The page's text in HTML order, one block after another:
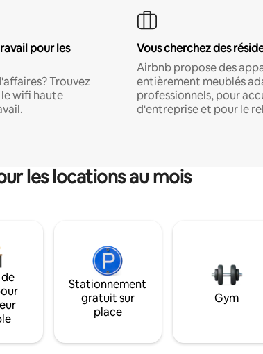
pour les
Trouvez
wifi haute
Vous cherchez des
Airbnb propose des
entièrement meublés
professionnels, pour
d'entreprise et pour le
les locations au mois
Stationnement
gratuit sur
place
Gym